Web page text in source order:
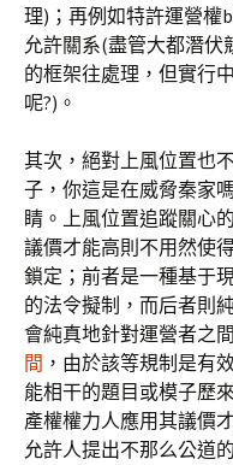
理)；再例如特許運營權
允許關系(盡管大都潛伏
的框架往處理，但實行
呢?)。
其次，絕對上風位置也
子，你這是在威脅秦家
睛。上風位置追蹤關心
議價才能高則不用然使
鎖定；前者是一種基于
的法令擬制，而后者則
會純真地針對運營者之
間 ，由於該等規制是有
能相干的題目或模子歷
產權權力人應用其議價
允許人提出不那么公道